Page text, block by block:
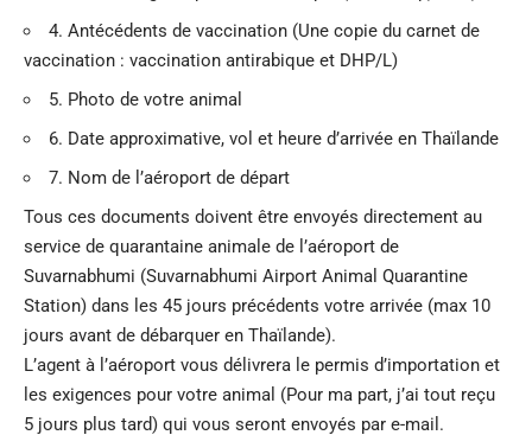
4. Antécédents de vaccination (Une copie du carnet de
vaccination : vaccination antirabique et DHP/L)
5. Photo de votre animal
6. Date approximative, vol et heure d’arrivée en Thaïlande
7. Nom de l’aéroport de départ
Tous ces documents doivent être envoyés directement au
service de quarantaine animale de l’aéroport de
Suvarnabhumi (Suvarnabhumi Airport Animal Quarantine
Station) dans les 45 jours précédents votre arrivée (max 10
jours avant de débarquer en Thaïlande).
L’agent à l’aéroport vous délivrera le permis d’importation et
les exigences pour votre animal (Pour ma part, j’ai tout reçu
5 jours plus tard) qui vous seront envoyés par e-mail.